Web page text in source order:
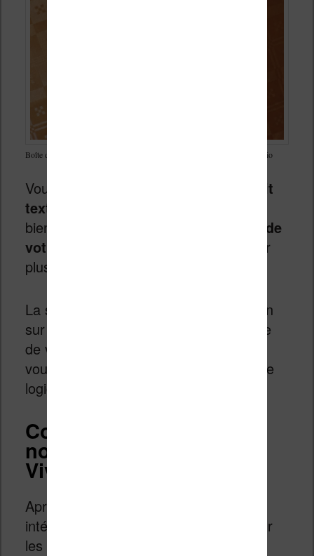
Boîte de saisie d’un commentaire pour l’ajout d’une note sur liseuse Vivlio
Vous pouvez, par contre, saisir
un petit
texte de commentaire
bien visible lors de l’
export des notes de
votre liseuse vers un ordinateur
(voir
plus loin).
La saisie de notes fonctionne aussi bien
sur un livre téléchargé depuis la librairie
de votre liseuse que sur un ebook que
vous avez ajouté à votre Vivlio depuis le
logiciel Calibre (par exemple).
Comment accéder aux
notes sur sa liseuse
Vivlio ?
Après avoir saisi des notes, il est
intéressant de les passer en revue pour
les relire ou chercher une information.